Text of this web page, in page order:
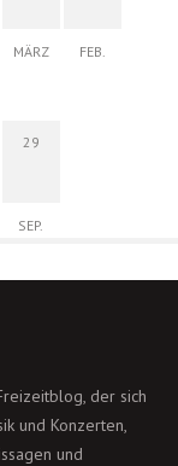
MÄRZ FEB.
29
SEP.
der sich
und Konzerten,
und